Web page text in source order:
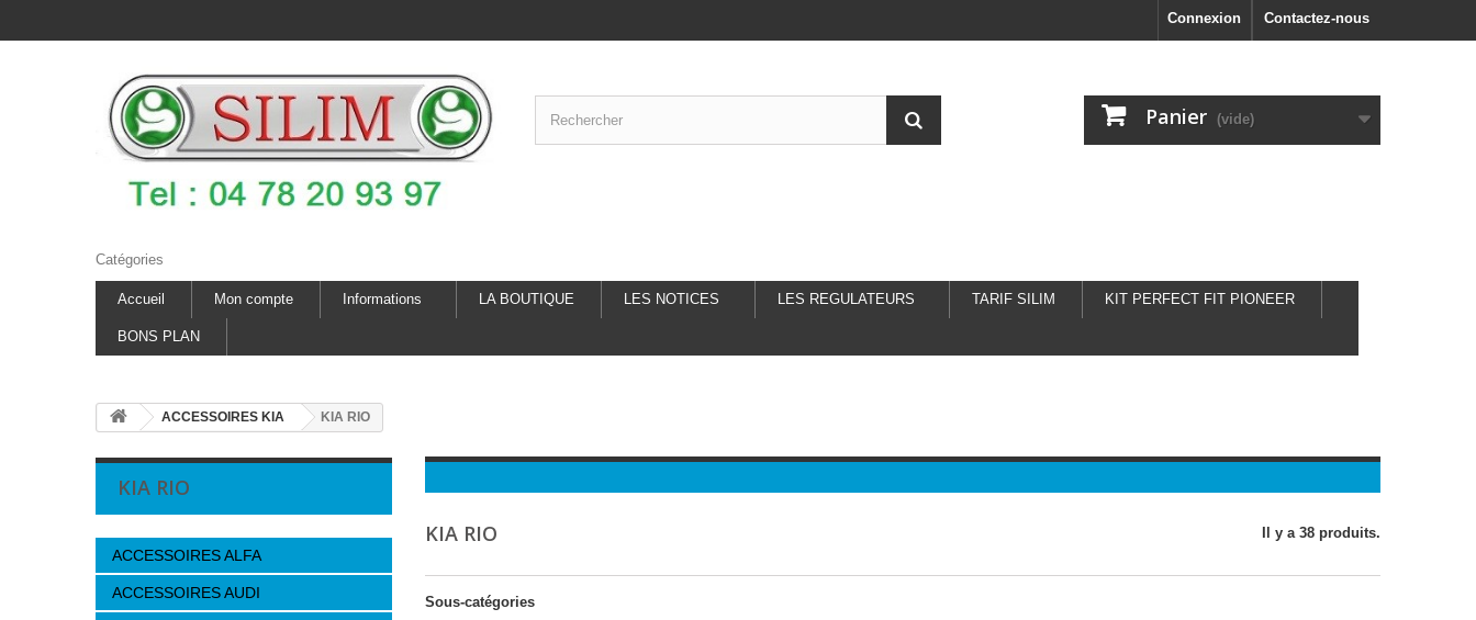
Contactez-nous
Connexion
Panier (vide)
Catégories
Accueil Mon compte Informations LA BOUTIQUE LES NOTICES LES REGULATEURS TARIF SILIM KIT PERFECT FIT PIONEER
BONS PLAN
ACCESSOIRES KIA KIA RIO
KIA RIO
ACCESSOIRES ALFA
ACCESSOIRES AUDI
KIA RIO Il y a 38 produits.
Sous-catégories